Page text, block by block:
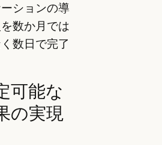
ションの導
を数か月では
数日で完了
可能な
の実現